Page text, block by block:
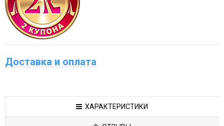
Доставка и оплата
ХАРАКТЕРИСТИКИ